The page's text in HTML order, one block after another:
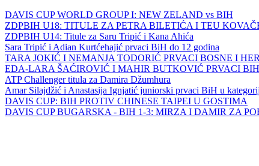
DAVIS CUP WORLD GROUP I: NEW ZELAND vs BIH
ZDPBIH U18: TITULE ZA PETRA BILETIĆA I TEU
ZDPBIH U14: Titule za Saru Tripić i Kana Ahića
Sara Tripić i Adian Kurtćehajić prvaci BiH do 12 godina
TARA JOKIĆ I NEMANJA TODORIĆ PRVACI BOSNE I
EDA-LARA ŠAĆIROVIĆ I MAHIR BUTKOVIĆ PRVACI
ATP Challenger titula za Damira Džumhura
Amar Silajdžić i Anastasija Ignjatić juniorski prvaci BiH u
DAVIS CUP: BIH PROTIV CHINESE TAIPEI U GOSTIMA
DAVIS CUP BUGARSKA - BIH 1-3: MIRZA I DAMIR ZA